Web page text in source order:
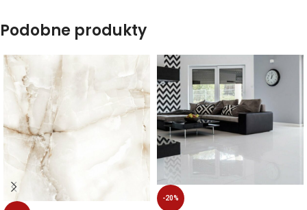
Podobne produkty
-20%